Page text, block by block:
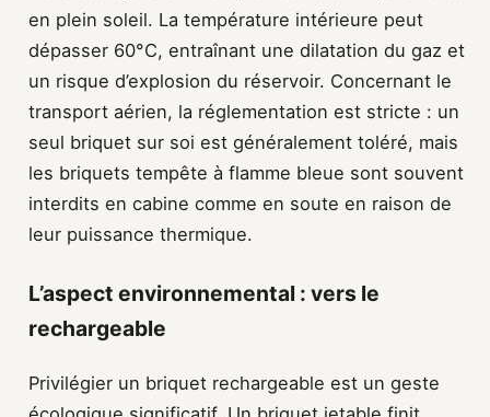
en plein soleil. La température intérieure peut
dépasser 60°C, entraînant une dilatation du gaz et
un risque d’explosion du réservoir. Concernant le
transport aérien, la réglementation est stricte : un
seul briquet sur soi est généralement toléré, mais
les briquets tempête à flamme bleue sont souvent
interdits en cabine comme en soute en raison de
leur puissance thermique.
L’aspect environnemental : vers le
rechargeable
Privilégier un briquet rechargeable est un geste